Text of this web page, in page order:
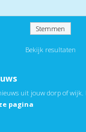
Bekijk resultaten
uit jouw dorp of wijk.
pagina